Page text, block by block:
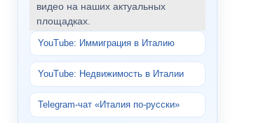
видео на наших актуальных
площадках.
YouTube: Иммиграция в Италию
YouTube: Недвижимость в Италии
Telegram-чат «Италия по-русски»